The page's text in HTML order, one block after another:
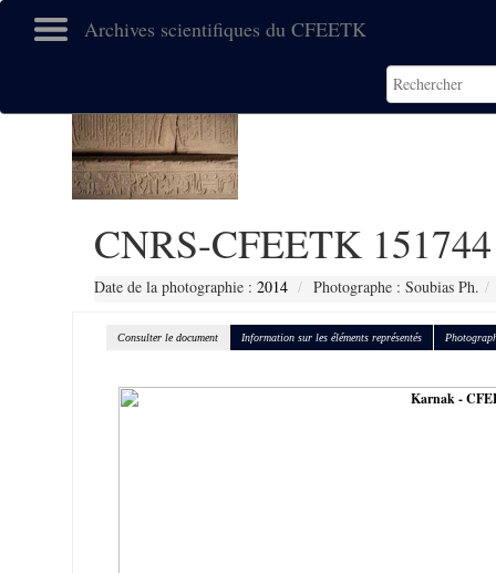
Archives scientifiques du CFEETK
CNRS-CFEETK 151744
Date de la photographie : 2014 Photographe : Soubias Ph.
Consulter le document Information sur les éléments représentés